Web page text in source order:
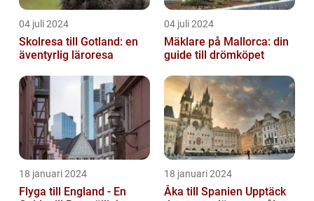
04 juli 2024
Skolresa till Gotland: en
äventyrlig läroresa
04 juli 2024
Mäklare på Mallorca: din
guide till drömköpet
18 januari 2024
Flyga till England - En
18 januari 2024
Åka till Spanien Upptäck